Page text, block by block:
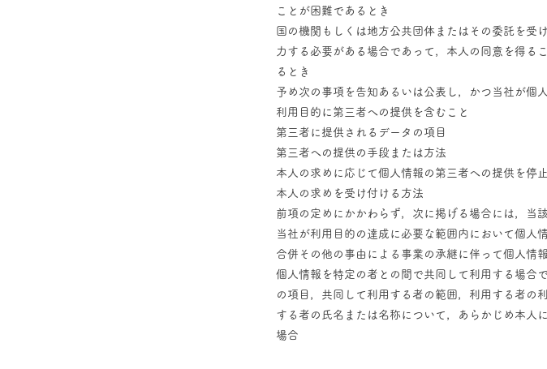
ことが困難であるとき
国の機関もしくは地方公共団体またはその委託を受
力する必要がある場合であって，本人の同意を得る
るとき
予め次の事項を告知あるいは公表し，かつ当社が個
利用目的に第三者への提供を含むこと
第三者に提供されるデータの項目
第三者への提供の手段または方法
本人の求めに応じて個人情報の第三者への提供を停
本人の求めを受け付ける方法
前項の定めにかかわらず，次に掲げる場合には，当
当社が利用目的の達成に必要な範囲内において個人
合併その他の事由による事業の承継に伴って個人情
個人情報を特定の者との間で共同して利用する場合
の項目，共同して利用する者の範囲，利用する者の
する者の氏名または名称について，あらかじめ本人
場合